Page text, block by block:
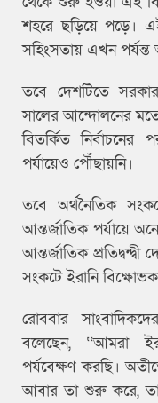
শহরে ছড়িয়ে পড়ে।
সহিংসতায় এখন পর্যন্ত
তবে দেশটিতে
সালের আন্দোলনের
বিতর্কিত
পর্যায়েও পৌঁছায়নি।
তবে অর্থনৈতিক
আন্তর্জাতিক পর্যায়ে
আন্তর্জাতিক
সংকটে ইরানি
রোববার
বলেছেন, ‘‘আমরা
পর্যবেক্ষণ করছি।
আবার তা শুরু করে,